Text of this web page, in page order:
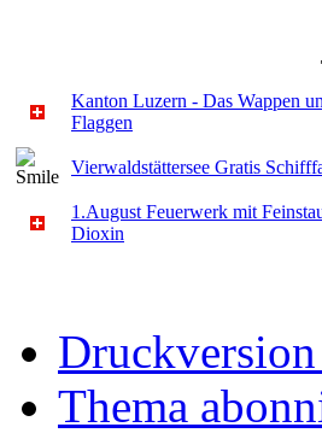
Kanton Luzern - Das Wappen
Flaggen
Vierwaldstättersee Gratis
1.August Feuerwerk mit
Dioxin
Druckversion
Thema